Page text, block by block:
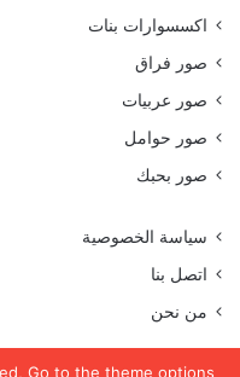
Go to the theme options
اكسسوارات بنات
صور فراق
صور عربيات
صور حوامل
صور بحبك
سياسة الخصوصية
اتصل بنا
من نحن